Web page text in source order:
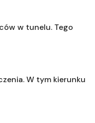
w tunelu. Tego
W tym kierunku